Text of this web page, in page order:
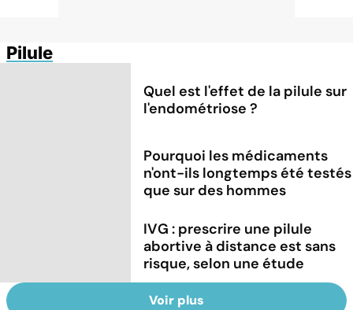
Pilule
Quel est l'effet de la pilule sur
l'endométriose ?
Pourquoi les médicaments
n'ont-ils longtemps été testés
que sur des hommes
IVG : prescrire une pilule
abortive à distance est sans
risque, selon une étude
Voir plus